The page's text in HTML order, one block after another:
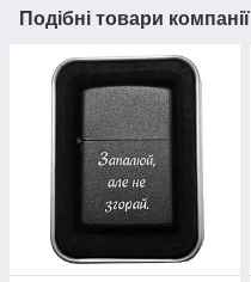
Подібні товари компанії